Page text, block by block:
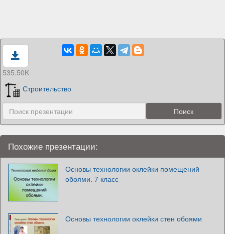
535.50K
Строительство
Похожие презентации:
Основы технологии оклейки помещений
обоями. 7 класс
Основы технологии оклейки стен обоями